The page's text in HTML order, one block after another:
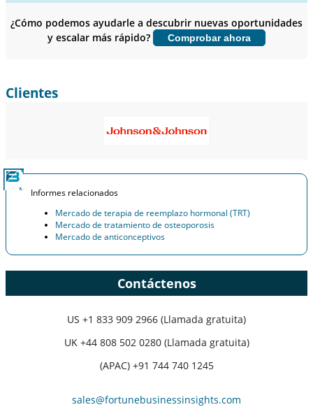
Personalizar ahora
¿Cómo podemos ayudarle a descubrir nuevas oportunidades
y escalar más rápido?
Comprobar ahora
Clientes
Informes relacionados
Mercado de terapia de reemplazo hormonal (TRT)
Mercado de tratamiento de osteoporosis
Mercado de anticonceptivos
Contáctenos
US +1 833 909 2966 (Llamada gratuita)
UK +44 808 502 0280 (Llamada gratuita)
(APAC) +91 744 740 1245
sales@fortunebusinessinsights.com